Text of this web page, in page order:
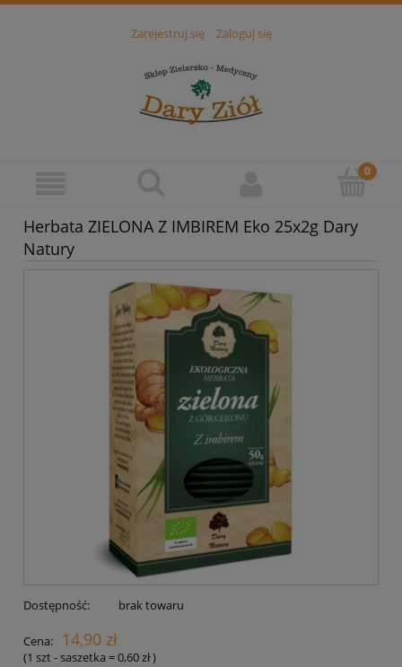
Zarejestruj się Zaloguj się
Herbata ZIELONA Z IMBIREM Eko 25x2g Dary
Natury
Dostępność: brak towaru
Cena: 14,90 zł
(1 szt - saszetka =0,60 zł)